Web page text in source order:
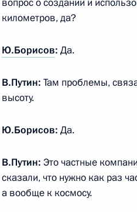
17 августа 2023 года, 15:50
Встреча с главой
7 августа 2023 года, 14:10
Подписан закон,
километров, да?
Ю.Борисов: Да.
В.Путин: Там проблемы,
высоту.
Ю.Борисов: Да.
В.Путин: Это частные
сказали, что нужно как раз
а вообще к космосу.